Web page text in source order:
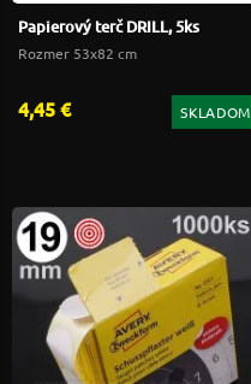
Papierový terč DRILL, 5ks
Rozmer 53x82 cm
4,45 € SKLADOM